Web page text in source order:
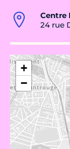
Centre
24 rue
+
−